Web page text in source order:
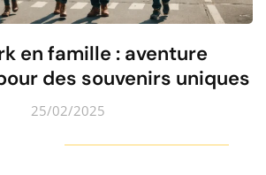
en famille : aventure
des souvenirs uniques
25/02/2025